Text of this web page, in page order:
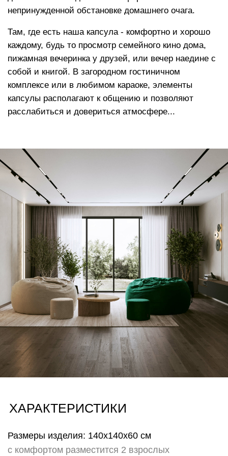
Съемные чехлы могут служить как незаменимым
функциональным элементом для гостиничных
комплексов и мест отдыха и общения с постоянным
пребыванием посетителей (рекомендовано для
Сменный чехол
Также возможность заменить чехол служит
эмоциональным элементом для тех, кто любит
свободу выбора настроения и легко меняет
пространство вокруг не изменяя себе. Меняйте
настроение и атмосферу своего пространства лишь
сменив чехол на другой!
повышает градус комфорта, позволяет
расслабить мышцы, адаптируется к
нагрузке, мягко распределяет вес по всей
площади изделия в процессе отдыха
Функция «память тела»
держать форму плавно погружая в изделие,
сохраняет презентабельный внешний вид на
протяжении всего срока службы
еще больше тепла и мягкости